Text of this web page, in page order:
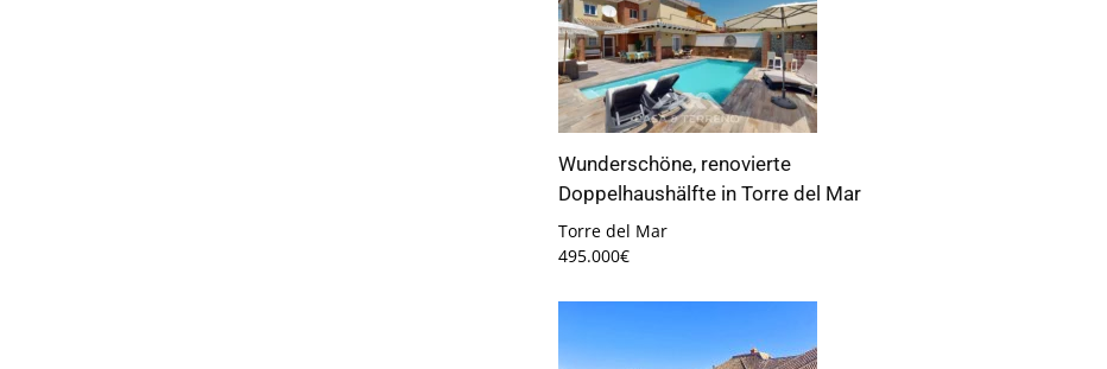
Wunderschöne, renovierte
Doppelhaushälfte in Torre del Mar
Torre del Mar
495.000€